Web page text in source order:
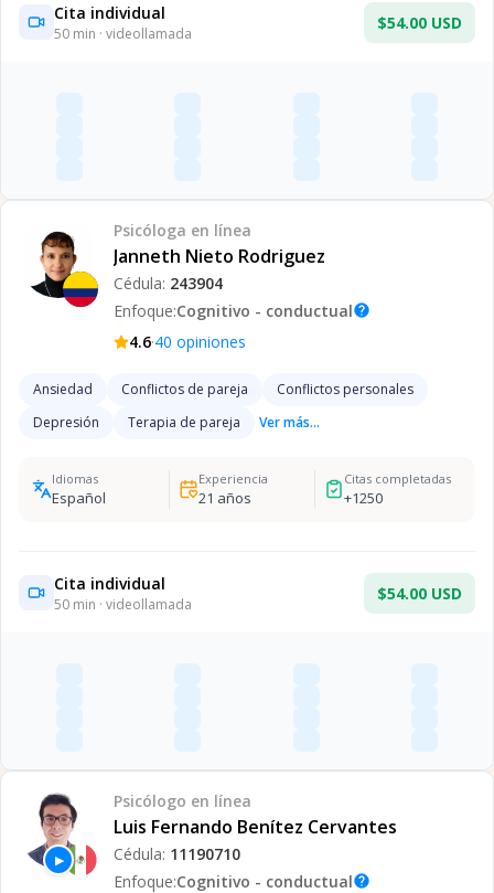
Cita individual
50 min · videollamada
$54.00 USD
Psicóloga en línea
Janneth Nieto Rodriguez
Cédula: 243904
Enfoque:Cognitivo - conductualhelp
4.6·40 opiniones
Ansiedad Conflictos de pareja
Conflictos personales
Depresión
Terapia de pareja Ver más...
Idiomas
Español
Experiencia
21 años
Citas completadas
+1250
Cita individual
50 min · videollamada
$54.00 USD
▶
Psicólogo en línea
Luis Fernando Benítez Cervantes
Cédula: 11190710
Enfoque:Cognitivo - conductualhelp